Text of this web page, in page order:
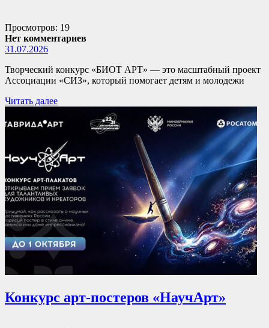
Просмотров: 19
Нет комментариев
31.07.2026
Творческий конкурс «БИОТ АРТ» — это масштабный проект
Ассоциации «СИЗ», который помогает детям и молодежи
Читать далее
Конкурс арт-постеров «НаучАрт»